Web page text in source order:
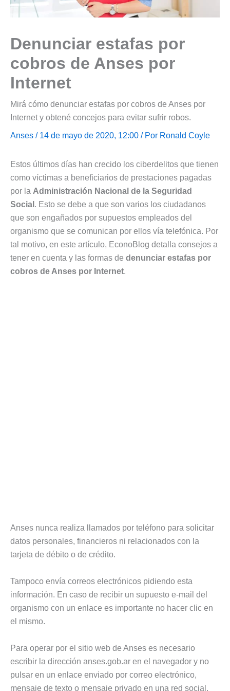
Denunciar estafas por
cobros de Anses por
Internet
Mirá cómo denunciar estafas por cobros de Anses por
Internet y obtené concejos para evitar sufrir robos.
Anses / 14 de mayo de 2020, 12:00 / Por Ronald Coyle
Estos últimos días han crecido los ciberdelitos que tienen
como víctimas a beneficiarios de prestaciones pagadas
por la Administración Nacional de la Seguridad
Social . Esto se debe a que son varios los ciudadanos
que son engañados por supuestos empleados del
organismo que se comunican por ellos vía telefónica. Por
tal motivo, en este artículo, EconoBlog detalla consejos a
tener en cuenta y las formas de denunciar estafas por
cobros de Anses por Internet.
Anses nunca realiza llamados por teléfono para solicitar
datos personales, financieros ni relacionados con la
tarjeta de débito o de crédito.
Tampoco envía correos electrónicos pidiendo esta
información. En caso de recibir un supuesto e-mail del
organismo con un enlace es importante no hacer clic en
el mismo.
Para operar por el sitio web de Anses es necesario
escribir la dirección anses.gob.ar en el navegador y no
pulsar en un enlace enviado por correo electrónico,
mensaje de texto o mensaje privado en una red social.